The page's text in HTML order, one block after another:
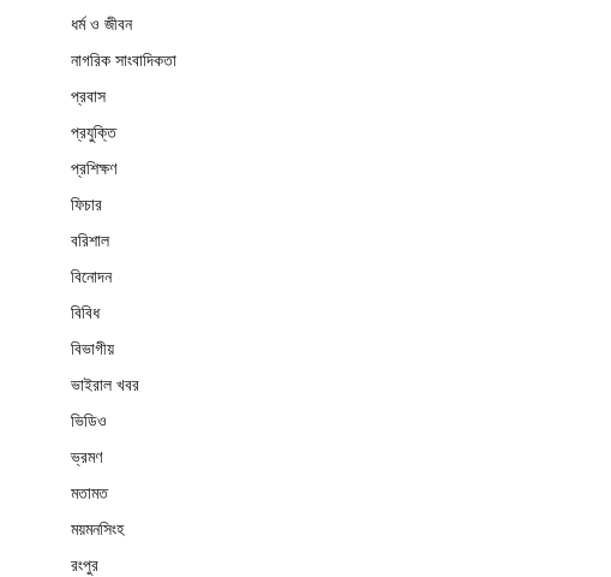
ধর্ম ও জীবন
নাগরিক সাংবাদিকতা
প্রবাস
প্রযুক্তি
প্রশিক্ষণ
ফিচার
বরিশাল
বিনোদন
বিবিধ
বিভাগীয়
ভাইরাল খবর
ভিডিও
ভ্রমণ
মতামত
ময়মনসিংহ
রংপুর